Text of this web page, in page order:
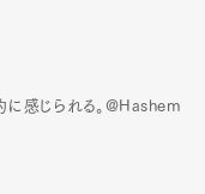
感じられる。@Hashem